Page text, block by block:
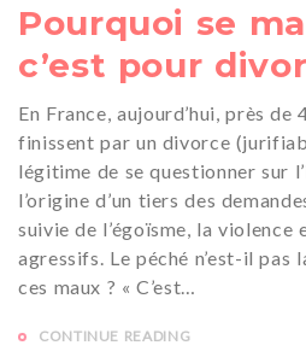
Pourquoi se
c’est pour
En France, aujourd’hui, près de
finissent par un divorce
légitime de se questionner sur
l’origine d’un tiers des
suivie de l’égoïsme, la
agressifs. Le péché n’est-il pas
ces maux ? « C’est…
CONTINUE READING